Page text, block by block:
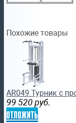
Похожие товары
AR049 Турник с
99 520 руб.
отложить